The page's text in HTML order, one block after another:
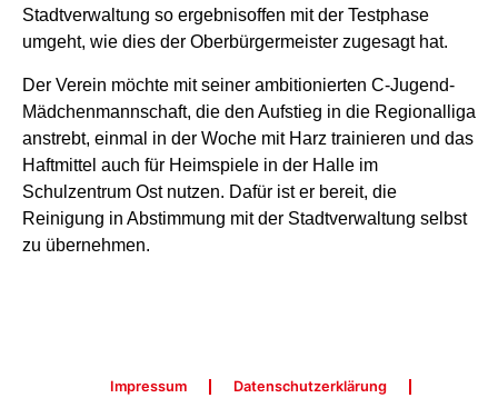
Stadtverwaltung so ergebnisoffen mit der Testphase
umgeht, wie dies der Oberbürgermeister zugesagt hat.
Der Verein möchte mit seiner ambitionierten C-Jugend-
Mädchenmannschaft, die den Aufstieg in die Regionalliga
anstrebt, einmal in der Woche mit Harz trainieren und das
Haftmittel auch für Heimspiele in der Halle im
Schulzentrum Ost nutzen. Dafür ist er bereit, die
Reinigung in Abstimmung mit der Stadtverwaltung selbst
zu übernehmen.
Impressum Datenschutzerklärung